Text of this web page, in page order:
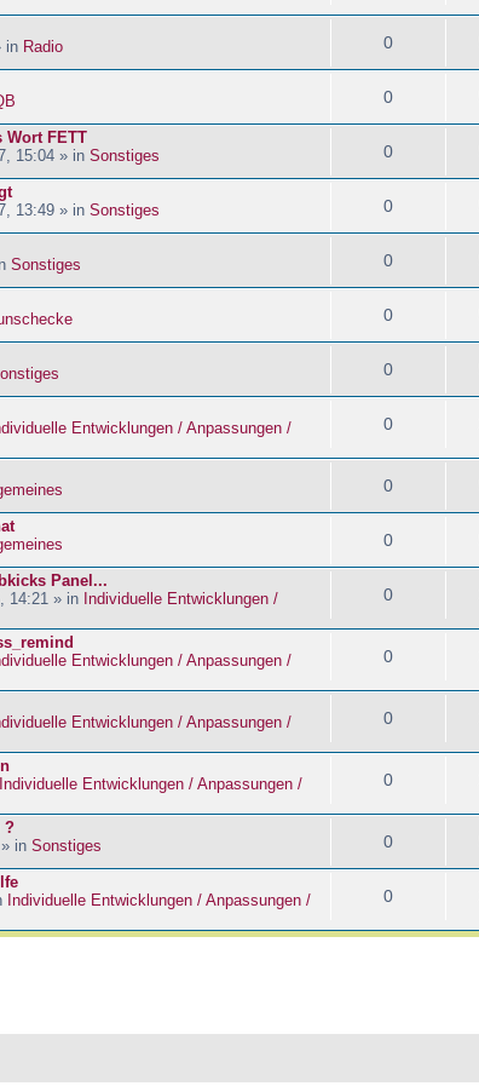
in Radio 0
0
Wort FETT
15:04 » in Sonstiges 0
13:49 » in Sonstiges 0
Sonstiges 0
0
0
Entwicklungen / Anpassungen /
0
0
0
Panel...
14:21 » in Individuelle Entwicklungen /
0
Entwicklungen / Anpassungen /
0
Entwicklungen / Anpassungen /
0
Individuelle Entwicklungen / Anpassungen /
0
?
in Sonstiges 0
Individuelle Entwicklungen / Anpassungen /
0